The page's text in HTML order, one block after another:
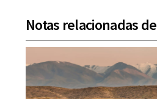
Notas relacionadas de